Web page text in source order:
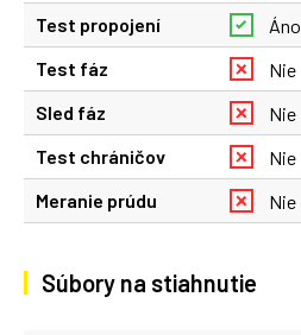
Test propojení
Áno
Test fáz
Nie
Sled fáz
Nie
Test chráničov
Nie
Meranie prúdu
Nie
Súbory na stiahnutie